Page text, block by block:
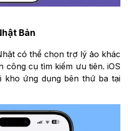
Bản
có thể chọn trợ lý ảo khác
công cụ tìm kiếm ưu tiên. iOS
kho ứng dụng bên thứ ba tại